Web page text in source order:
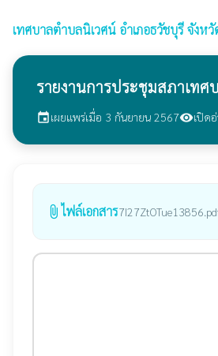
เทศบาลตำบลนิเวศน์ อำเภอธวัชบุรี จังหวั
รายงานการประชุมสภาเท
eventเผยแพร่เมื่อ 3 กันยายน 2567visibilityเปิด
attach_file ไฟล์เอกสาร